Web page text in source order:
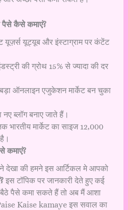
पैसे कैसे कमाएं?
यूज़र्स यूट्यूब और इंस्टाग्राम पर कंटेंट
की ग्रोथ 15% से ज्यादा की दर
बड़ा ऑनलाइन एजुकेशन मार्केट बन चुका
ब्लॉग बनाए जाते हैं।
भारतीय मार्केट का साइज 12,000
कमाएं?
देखा की हमने इस आर्टिकल मे आपको
इस टॉपिक पर जानकारी देते हुए कई
पैसे कमा सकते हैं तो अब मैं आशा
Kaise kamaye इस सवाल का